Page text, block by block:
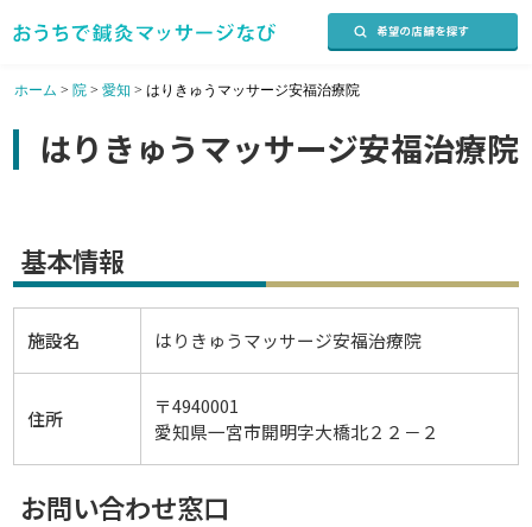
ホーム > 院> 愛知 > はりきゅうマッサージ安福治療院
はりきゅうマッサージ安福治療院
基本情報
施設名 はりきゅうマッサージ安福治療院
住所
〒4940001
愛知県一宮市開明字大橋北２２－２
お問い合わせ窓口